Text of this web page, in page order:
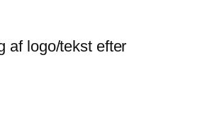
af logo/tekst efter